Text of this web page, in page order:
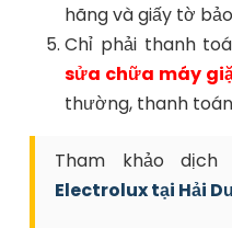
hãng và giấy tờ
Chỉ phải thanh
sửa chữa máy
thường, thanh
Tham khảo
Electrolux tại Hải